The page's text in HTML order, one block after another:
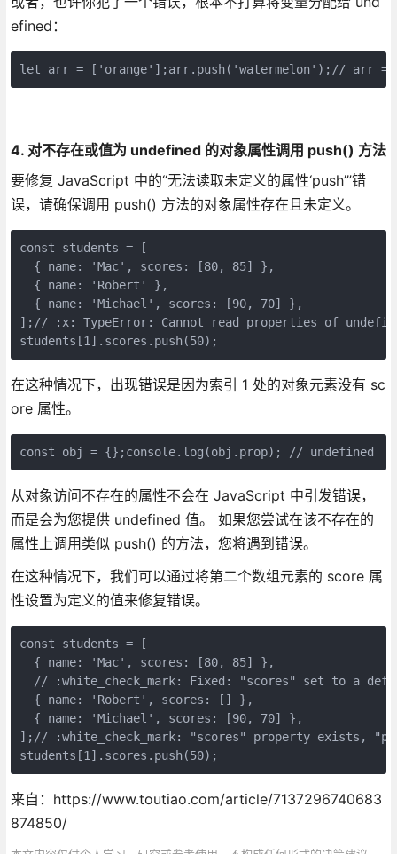
efined：
let arr = ['orange'];arr.push('watermelon');// arr =
4. 对不存在或值为 undefined 的对象属性调用 push() 方法
要修复 JavaScript 中的“无法读取未定义的属性‘push’”错
误，请确保调用 push() 方法的对象属性存在且未定义。
const students = [
  { name: 'Mac', scores: [80, 85] },
  { name: 'Robert' },
  { name: 'Michael', scores: [90, 70] },
];// :x: TypeError: Cannot read properties of
students[1].scores.push(50);
在这种情况下，出现错误是因为索引 1 处的对象元素没有 sc
ore 属性。
const obj = {};console.log(obj.prop); // undefined
从对象访问不存在的属性不会在 JavaScript 中引发错误，
而是会为您提供 undefined 值。 如果您尝试在该不存在的
属性上调用类似 push() 的方法，您将遇到错误。
在这种情况下，我们可以通过将第二个数组元素的 score 属
性设置为定义的值来修复错误。
const students = [
  { name: 'Mac', scores: [80, 85] },
// :white_check_mark: Fixed: "scores" set to a
  { name: 'Robert', scores: [] },
  { name: 'Michael', scores: [90, 70] },
];// :white_check_mark: "scores" property exists,
students[1].scores.push(50);
来自：https://www.toutiao.com/article/7137296740683
874850/